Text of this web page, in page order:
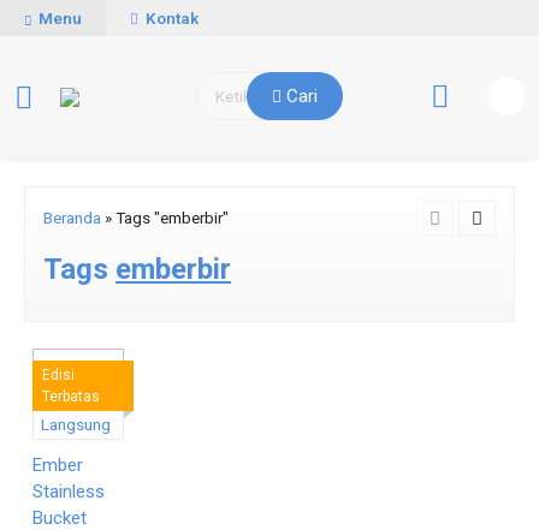
Menu Kontak
Cari
Beranda »Tags "emberbir"
Tags emberbir
Pesan
Langsung
Edisi
Terbatas
Ember
Stainless
Bucket